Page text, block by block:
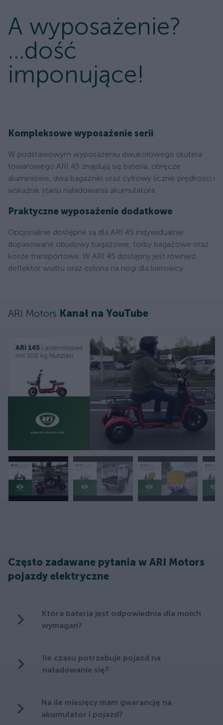
A wyposażenie?
...dość
imponujące!
Kompleksowe wyposażenie serii
W podstawowym wyposażeniu dwukołowego skutera
towarowego ARI 45 znajdują się bateria, obręcze
aluminiowe, dwa bagażniki oraz cyfrowy licznik prędkości i
wskaźnik stanu naładowania akumulatora.
Praktyczne wyposażenie dodatkowe
Opcjonalnie dostępne są dla ARI 45 indywidualnie
dopasowane obudowy bagażowe, torby bagażowe oraz
kosze transportowe. W ARI 45 dostępny jest również
deflektor wiatru oraz osłona na nogi dla kierowcy.
ARI Motors Kanał na YouTube
Często zadawane pytania w ARI Motors
pojazdy elektryczne
Która bateria jest odpowiednia dla moich
wymagań?
Ile czasu potrzebuje pojazd na
naładowanie się?
Na ile miesięcy mam gwarancję na
akumulator i pojazd?